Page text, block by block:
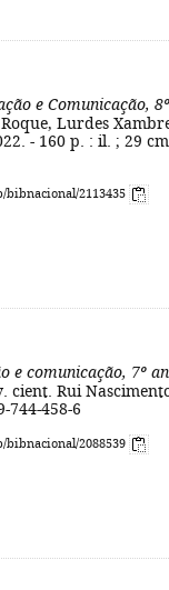
e Comunicação,
Lurdes
- 160 p. : il. ; 29
2113435
e comunicação, 7º
Rui
744-458-6
2088539